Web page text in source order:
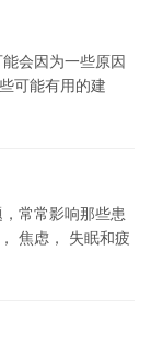
会因为一些原因
可能有用的建
常常影响那些患
焦虑， 失眠和疲